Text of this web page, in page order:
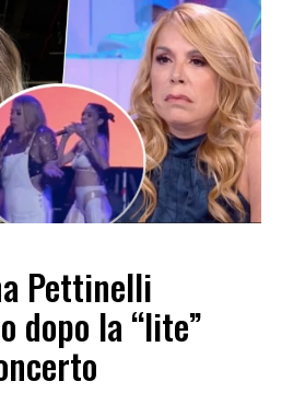
Pettinelli
dopo la “lite”